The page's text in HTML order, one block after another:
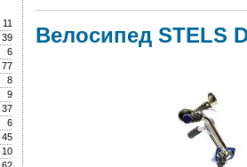
11
39
6
77
8
9
37
6
45
10
Велосипед STELS